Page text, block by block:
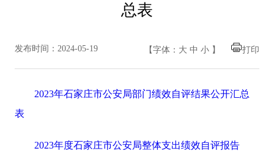
总表
发布时间：2024-05-19 【字体： 大 中 小】 打印
2023年石家庄市公安局部门绩效自评结果公开汇总
表
2023年度石家庄市公安局整体支出绩效自评报告